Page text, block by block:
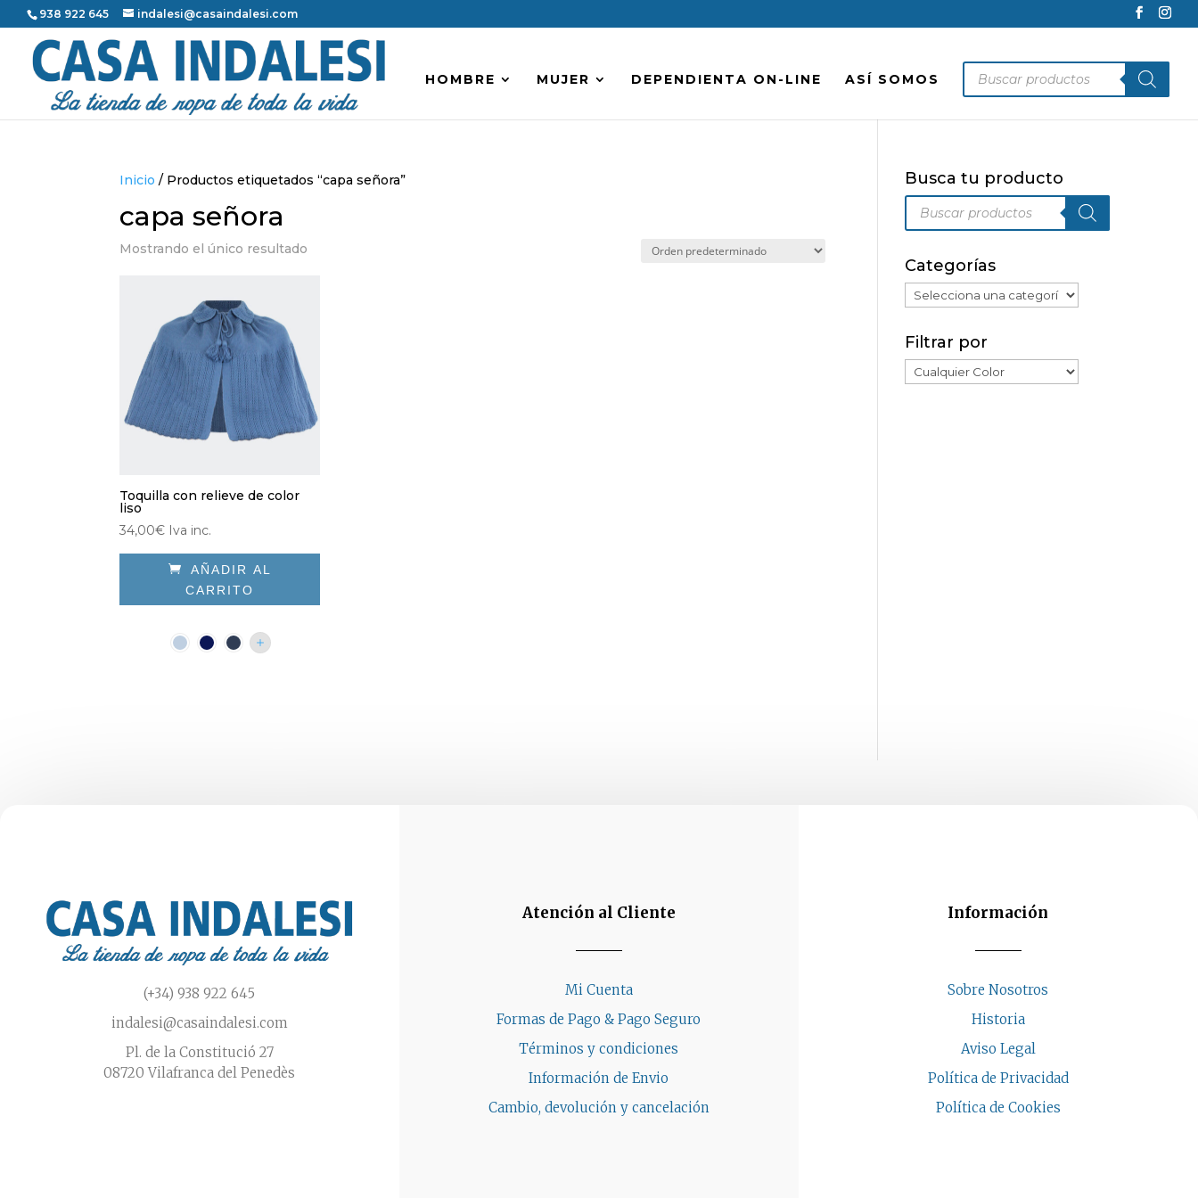
938 922 645 indalesi@casaindalesi.com
HOMBRE MUJER DEPENDIENTA ON-LINE ASÍ SOMOS
Búsqueda
productos
Inicio / Productos etiquetados “capa señora”
capa señora
Mostrando el único resultado
Toquilla con relieve de color
liso
34,00€ Iva inc.
 AÑADIR AL
CARRITO
producto
producto
Busca tu producto
Búsqueda
productos
Categorías
Filtrar por
(+34) 938 922 645
indalesi@casaindalesi.com
Pl. de la Constitució 27
08720 Vilafranca del Penedès
Atención al Cliente
Mi Cuenta
Formas de Pago & Pago Seguro
Términos y condiciones
Información de Envio
Cambio, devolución y cancelación
Información
Sobre Nosotros
Historia
Aviso Legal
Política de Privacidad
Política de Cookies